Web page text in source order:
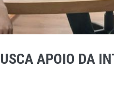
APOIO DA